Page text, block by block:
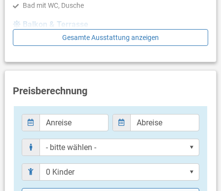
Bad mit WC, Dusche
Balkon & Terrasse
eigene Terrasse
Terrassengröße: 20 m²
Weitere Informationen
Privater Parkplatz auf dem Grundstück
Haustier erlaubt (gegen Gebühr: 5.00 € pro Tag / pro
Haustier)
Heizung
Klimaanlage im Preis inklusive
Handtücher vorhanden
Fön
Internet per WLAN
Gesamte Ausstattung anzeigen
Preisberechnung